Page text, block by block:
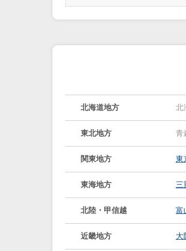
北海道地方 北
東北地方 青
関東地方 東
東海地方 三
北陸・甲信越 富
近畿地方 大